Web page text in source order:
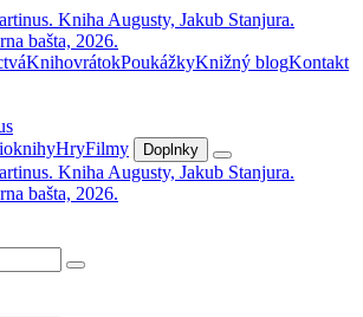
KnihovrátokPoukážkyKnižný blogKontakt
HryFilmy Doplnky